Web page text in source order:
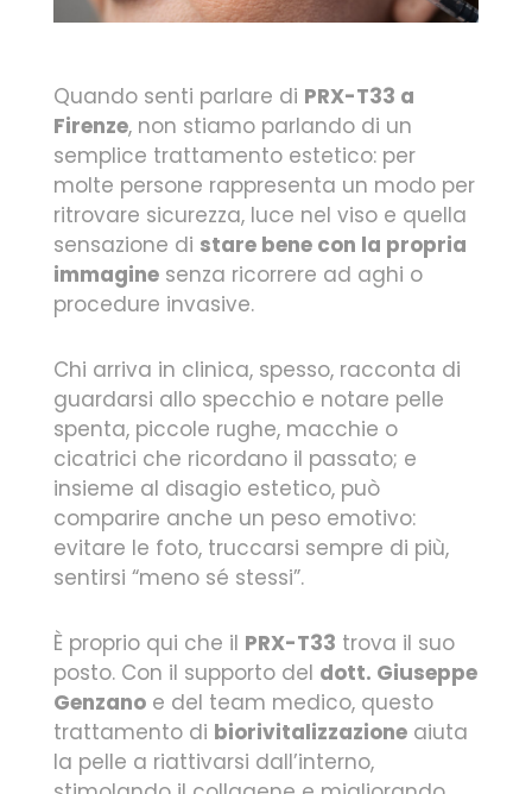
Quando senti parlare di PRX-T33 a
Firenze, non stiamo parlando di un
semplice trattamento estetico: per
molte persone rappresenta un modo per
ritrovare sicurezza, luce nel viso e quella
sensazione di stare bene con la propria
immagine senza ricorrere ad aghi o
procedure invasive.
Chi arriva in clinica, spesso, racconta di
guardarsi allo specchio e notare pelle
spenta, piccole rughe, macchie o
cicatrici che ricordano il passato; e
insieme al disagio estetico, può
comparire anche un peso emotivo:
evitare le foto, truccarsi sempre di più,
sentirsi “meno sé stessi”.
È proprio qui che il PRX-T33 trova il suo
posto. Con il supporto del dott. Giuseppe
Genzano e del team medico, questo
trattamento di biorivitalizzazione aiuta
la pelle a riattivarsi dall’interno,